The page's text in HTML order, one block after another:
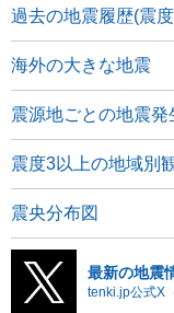
過去の地震履歴(震
海外の大きな地震
震源地ごとの地震発
震度3以上の地域別
震央分布図
最新の地震
tenki.jp公式X